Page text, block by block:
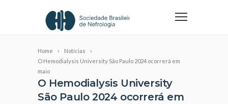
Home
Notícias
O Hemodialysis University São Paulo 2024 ocorrerá em
maio
O Hemodialysis University
São Paulo 2024 ocorrerá em